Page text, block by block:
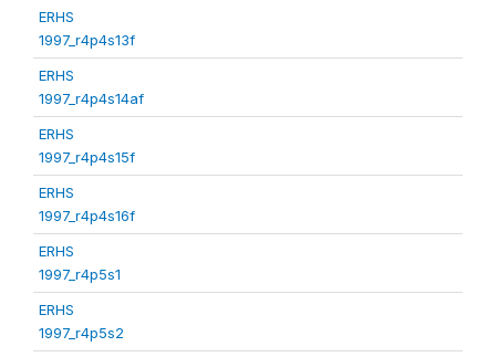
ERHS
1997_r4p4s13f
ERHS
1997_r4p4s14af
ERHS
1997_r4p4s15f
ERHS
1997_r4p4s16f
ERHS
1997_r4p5s1
ERHS
1997_r4p5s2